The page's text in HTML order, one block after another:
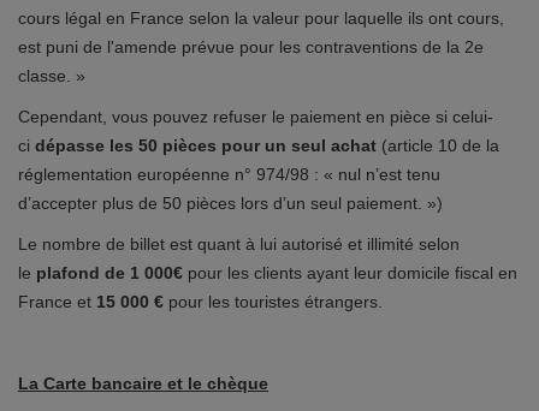
cours légal en France selon la valeur pour laquelle ils ont cours,
est puni de l'amende prévue pour les contraventions de la 2e
classe. »
Cependant, vous pouvez refuser le paiement en pièce si celui-
ci dépasse les 50 pièces pour un seul achat (article 10 de la
réglementation européenne n° 974/98 : « nul n’est tenu
d’accepter plus de 50 pièces lors d’un seul paiement. »)
Le nombre de billet est quant à lui autorisé et illimité selon
le plafond de 1 000€ pour les clients ayant leur domicile fiscal en
France et 15 000 € pour les touristes étrangers.
La Carte bancaire et le chèque